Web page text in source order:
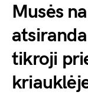
Musės
tikroji